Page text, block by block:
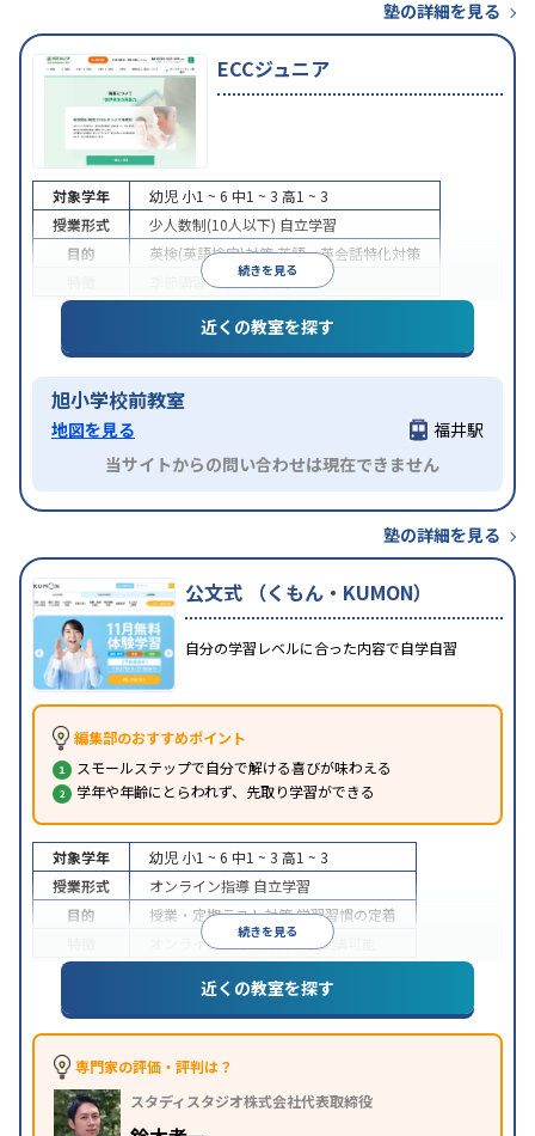
塾の詳細を見る
ECCジュニア
続きを見る
対象学年 幼児 小1 ~ 6 中1 ~ 3 高1 ~ 3
授業形式
少人数制(10人以下) 自立学習
目的
英検(英語検定)対策英語・英会話特化対策
季節講習のみの受講可
近くの教室を探す
旭小学校前教室
地図を見る
福井駅
当サイトからの問い合わせは現在できません
塾の詳細を見る
公文式 （くもん・KUMON）
自分の学習レベルに合った内容で自学自習
編集部のおすすめポイント
スモールステップで自分で解ける喜びが味わえる
学年や年齢にとらわれず、先取り学習ができる
続きを見る
対象学年 幼児 小1 ~ 6 中1 ~ 3 高1 ~ 3
授業形式
オンライン指導 自立学習
目的
授業・定期テスト対策学習習慣の定着
オンライン対応1科目から受講可能
近くの教室を探す
専門家の評価・評判は？
スタディスタジオ株式会社代表取締役